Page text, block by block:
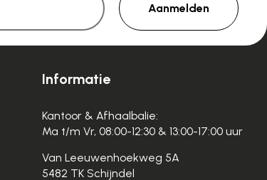
Aanmelden
Informatie
Kantoor & Afhaalbalie:
Ma t/m Vr, 08:00-12:30 & 13:00-17:00 uur
Van Leeuwenhoekweg 5A
5482 TK Schijndel